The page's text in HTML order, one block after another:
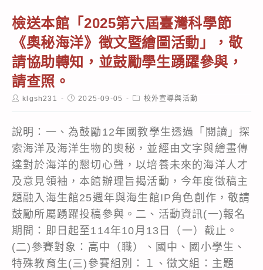
檢送本館「2025第六屆臺灣科學節
《奧秘海洋》徵文暨繪圖活動」，敬
請協助轉知，並鼓勵學生踴躍參與，
請查照。
Postklgsh231
Post2025-09-05
Post校外宣導與活動
說明：一、為鼓勵12年國教學生透過「閱讀」探
索海洋及海洋生物的奧秘，並經由文字與繪畫傳
達對於海洋的懇切心聲，以培養未來的海洋人才
及意見領袖，本館辦理旨揭活動，今年度徵稿主
題融入海生館25週年與海生館IP角色創作，敬請
鼓勵所屬踴躍投稿參與。二、活動資訊(一)報名
期間：即日起至114年10月13日（一）截止。
(二)參賽對象：高中（職）、國中、國小學生、
特殊教育生(三)參賽組別：１、徵文組：主題